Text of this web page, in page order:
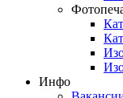
Инфо